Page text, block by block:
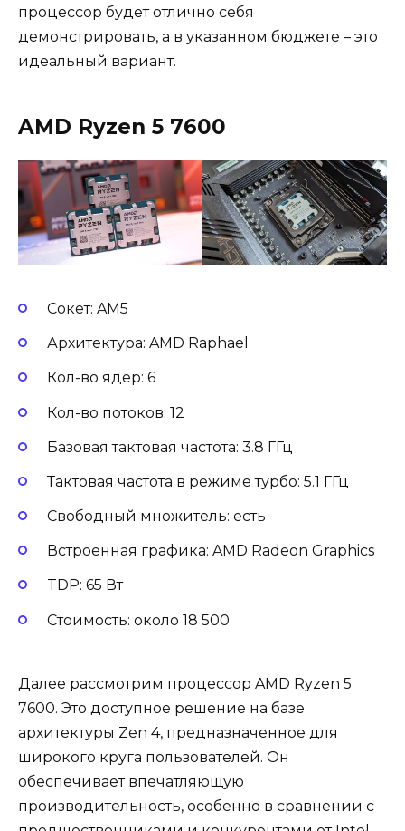
процессор будет отлично себя
демонстрировать, а в указанном бюджете – это
идеальный вариант.
AMD Ryzen 5 7600
Сокет: AM5
Архитектура: AMD Raphael
Кол-во ядер: 6
Кол-во потоков: 12
Базовая тактовая частота: 3.8 ГГц
Тактовая частота в режиме турбо: 5.1 ГГц
Свободный множитель: есть
Встроенная графика: AMD Radeon Graphics
TDP: 65 Вт
Стоимость: около 18 500
Далее рассмотрим процессор AMD Ryzen 5
7600. Это доступное решение на базе
архитектуры Zen 4, предназначенное для
широкого круга пользователей. Он
обеспечивает впечатляющую
производительность, особенно в сравнении с